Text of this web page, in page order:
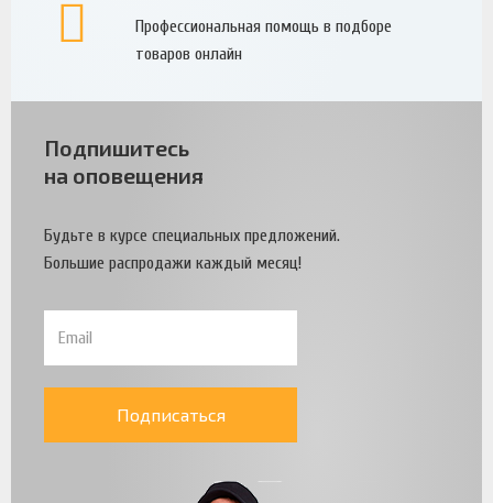
Профессиональная помощь в подборе
товаров онлайн
Подпишитесь
на оповещения
Будьте в курсе специальных предложений.
Большие распродажи каждый месяц!
Подписаться